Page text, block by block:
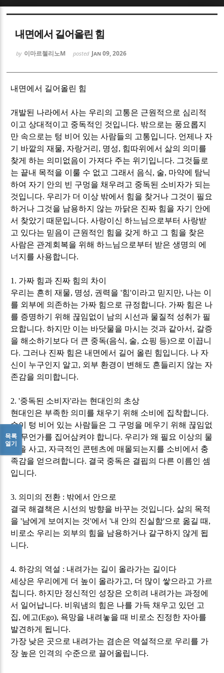
내면에서 길어올린 힘
by 이마르첼리노M posted Jan 09, 2026
내면에서 길어올린 힘
개발된 나라에서 사는 우리의 고통은 근원적으로 심리적
이고 상대적이고 중독적인 것입니다. 밖으로는 풍요롭지
만 속으로는 텅 비어 있는 사람들의 고통입니다. 언제나 자
기 바깥의 재물, 자랑거리 , 명성, 힘따위에서 삶의 의미를
찾게 하는 의미없음이 가져다 주는 위기입니다. 그것들로
는 끝내 목적을 이룰 수 없고 그래서 음식, 술, 마약에 탐닉
하여 자기 안의 빈 구멍을 채우려고 중독된 소비자가 되는
것입니다. 우리가 더 이상 밖에서 힘을 찾거나 그것이 필요
하거나 그것을 남용하지 않는 까닭은 진짜 힘을 자기 안에
서 찾았기 때문입니다.사랑이신 하느님으로부터 사랑받
고 있다는 믿음이 근원적인 힘을 갖게 하고 그 힘을 찾은
사람은 관계회복을 위해 하느님으로부터 받은 생명의 에
너지를 사용합니다.
1. 가짜 힘과 진짜 힘의 차이
우리는 흔히 재물, 명성, 권력을'힘'이라고 믿지만, 나는 이
를 외부에 의존하는 가짜 힘으로 규정합니다. 가짜 힘은 나
를 증명하기 위해 끊임없이 남의 시선과 물질적 성취가 필
요합니다.하지만 이는 바닷물을 마시는 것과 같아서 , 갈증
을 해소하기보다 더 큰 중독(음식, 술, 쇼핑 등)으로 이끕니
다. 그러나 진짜 힘은 내면에서 길어 올린 힘입니다. 나 자
신이 누구인지 알고, 외부 환경이 변해도 흔들리지 않는 자
존감을 의미합니다.
2. '중독된 소비자'라는 현대인의 초상
현대인은 부족한 의미를 채우기 위해 소비에 집착합니다.
속이 텅 비어 있는 사람들은 그 구멍을 메우기 위해 끊임없
이 무언가를 집어삼켜야 합니다. 우리가 왜 필요 이상의 물
건을 사고, 자극적인 콘텐츠에 매몰되는지를 소비에서 충
족감을 얻으려합니다. 결국 중독은 결핍의 다른 이름인 셈
입니다.
3. 의미의 전환 : 밖에서 안으로
결국 해결책은 시선의 방향을 바꾸는 것입니다.삶의 목적
을'남에게 보여지는 것'에서'내 안의 진실함'으로 옮길 때 ,
비로소 우리는 외부의 힘을 남용하거나 갈구하지 않게 됩
니다.
4.하강의 역설 : 내려가는 길이 올라가는 길이다
세상은 우리에게 더 높이 올라가고, 더 많이 쌓으라고 가르
칩니다.하지만 정신적인 성장은 오히려 내려가는 과정에
서 일어납니다. 비워냄의 힘은 나를 가득 채우고 있던 고
집, 에고(Ego), 욕망을 내려놓을 때 비로소 진정한 자아를
발견하게 됩니다.
가장 낮은 곳으로 내려가는 겸손은 역설적으로 우리를 가
장 높은 인격의 수준으로 끌어올립니다.
목록
열기
Sketchbook5, 스케치북5
Sketchbook5, 스케치북5
Sketchbook5, 스케치북5
Sketchbook5, 스케치북5